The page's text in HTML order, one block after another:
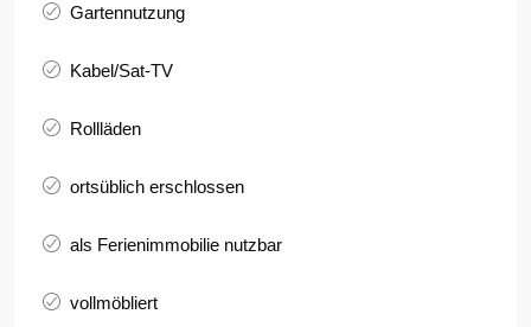
Gartennutzung
Kabel/Sat-TV
Rollläden
ortsüblich erschlossen
als Ferienimmobilie nutzbar
vollmöbliert